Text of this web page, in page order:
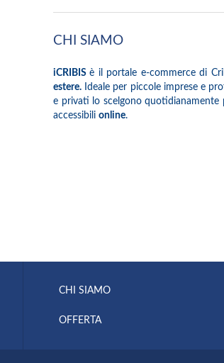
CHI SIAMO
iCRIBISè il portale e-commerce di
estere. Ideale per piccole imprese e
e privati lo scelgono
accessibili online.
CHI SIAMO
OFFERTA